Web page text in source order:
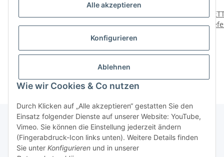
Alle akzeptieren
Konfigurieren
Ablehnen
Wie wir Cookies & Co nutzen
Durch Klicken auf „Alle akzeptieren“ gestatten Sie den
Einsatz folgender Dienste auf unserer Website: YouTube,
Vimeo. Sie können die Einstellung jederzeit ändern
(Fingerabdruck-Icon links unten). Weitere Details finden
Sie unter Konfigurieren und in unserer
31 x 25 mm, Stahl, weiß
Druckschnäpper
mitTüröffner, verzinkt
4,95 €
Über uns